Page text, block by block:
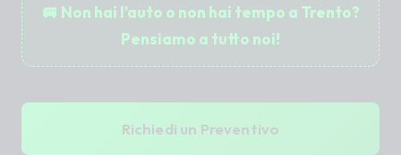
🚐 Non hai l'auto o non hai tempo a Trento?
Pensiamo a tutto noi!
Richiedi un Preventivo